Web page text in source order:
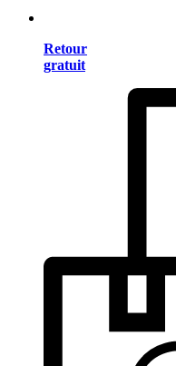
Retour
gratuit